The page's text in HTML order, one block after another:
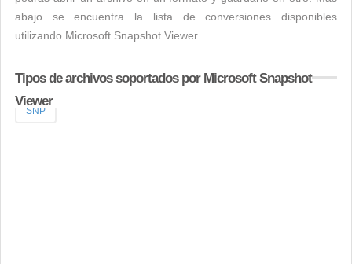
abajo se encuentra la lista de conversiones disponibles
utilizando Microsoft Snapshot Viewer.
Tipos de archivos soportados por Microsoft Snapshot
Viewer
SNP